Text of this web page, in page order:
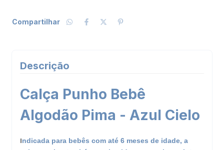
Compartilhar
Descrição
Calça Punho Bebê
Algodão Pima - Azul Cielo
Indicada para bebês com até 6 meses de idade, a